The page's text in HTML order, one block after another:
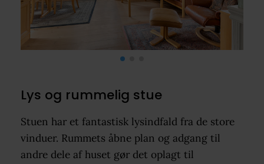
Lys og rummelig stue
Stuen har et fantastisk lysindfald fra de store
vinduer. Rummets åbne plan og adgang til
andre dele af huset gør det oplagt til